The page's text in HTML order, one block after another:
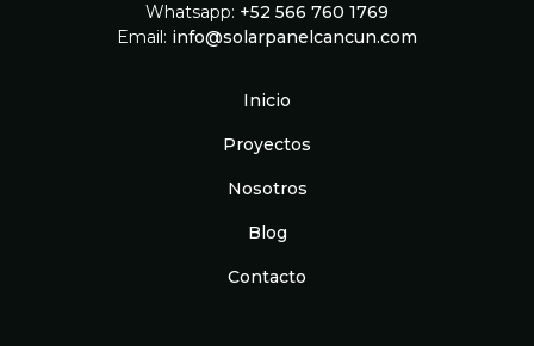
Whatsapp: +52 566 760 1769
Email: info@solarpanelcancun.com
Inicio
Proyectos
Nosotros
Blog
Contacto